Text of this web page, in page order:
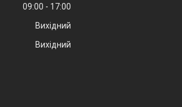
09:00
17:00
Вихідний
Вихідний